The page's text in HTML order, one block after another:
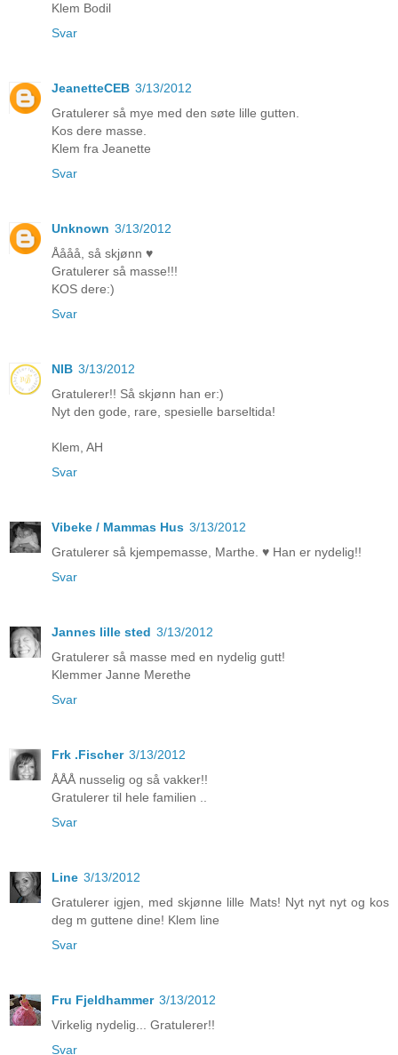
Klem Bodil
Svar
JeanetteCEB 3/13/2012
Gratulerer så mye med den søte lille gutten.
Kos dere masse.
Klem fra Jeanette
Svar
Unknown 3/13/2012
Åååå, så skjønn ♥
Gratulerer så masse!!!
KOS dere:)
Svar
NIB 3/13/2012
Gratulerer!! Så skjønn han er:)
Nyt den gode, rare, spesielle barseltida!
Klem, AH
Svar
Vibeke / Mammas Hus 3/13/2012
Gratulerer så kjempemasse, Marthe. ♥ Han er nydelig!!
Svar
Jannes lille sted 3/13/2012
Gratulerer så masse med en nydelig gutt!
Klemmer Janne Merethe
Svar
Frk .Fischer 3/13/2012
ÅÅÅ nusselig og så vakker!!
Gratulerer til hele familien ..
Svar
Line 3/13/2012
Gratulerer igjen, med skjønne lille Mats! Nyt nyt nyt og kos
deg m guttene dine! Klem line
Svar
Fru Fjeldhammer 3/13/2012
Virkelig nydelig... Gratulerer!!
Svar